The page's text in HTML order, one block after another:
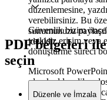
düzenlemesine,
verebilirsiniz. Bu
sunumunuzu
idealdir.
Güvenlik bizim
yetkisiz erişim veya
dönüştürme süreci
Microsoft
olarak elde edilen
kaydedilir ve
PDF belgeleri
seçin
Düzenle ve İmzala